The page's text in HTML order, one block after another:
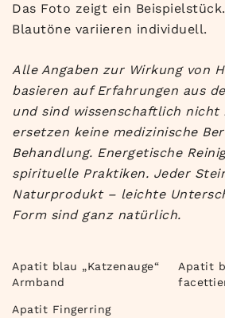
Das Foto zeigt ein
Blautöne variieren individuell.
Alle Angaben zur Wirkung von
basieren auf Erfahrungen aus
und sind wissenschaftlich nicht
ersetzen keine medizinische
Behandlung. Energetische
spirituelle Praktiken. Jeder
Naturprodukt – leichte
Form sind ganz natürlich.
Apatit blau „Katzenauge“
Armband
Apatit
Apatit Fingerring